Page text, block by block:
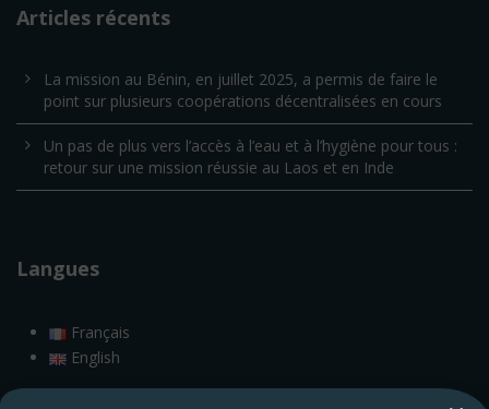
Articles récents
La mission au Bénin, en juillet 2025, a permis de faire le
point sur plusieurs coopérations décentralisées en cours
Un pas de plus vers l’accès à l’eau et à l’hygiène pour tous :
retour sur une mission réussie au Laos et en Inde
Langues
Français
English